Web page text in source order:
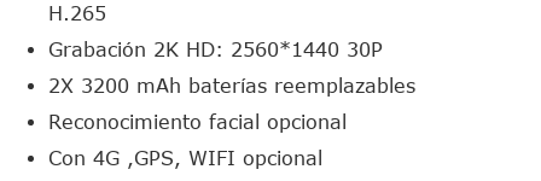
H.265
Grabación 2K HD: 2560*1440 30P
2X 3200 mAh baterías reemplazables
Reconocimiento facial opcional
Con 4G ,GPS, WIFI opcional